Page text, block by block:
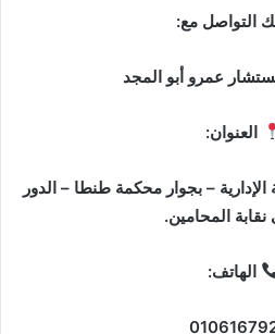
التواصل مع:
عمرو أبو المجد
العنوان:
الإدارية – بجوار محكمة طنطا – الدور
الهاتف: